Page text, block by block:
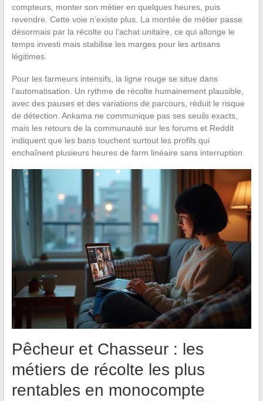
compteurs, monter son métier en quelques heures, puis
revendre. Cette voie n’existe plus. La montée de métier passe
désormais par la récolte ou l’achat unitaire, ce qui allonge le
temps investi mais stabilise les marges pour les artisans
légitimes.
Pour les farmeurs intensifs, la ligne rouge se situe dans
l’automatisation. Un rythme de récolte humainement plausible,
avec des pauses et des variations de parcours, réduit le risque
de détection. Ankama ne communique pas ses seuils exacts,
mais les retours de la communauté sur les forums et Reddit
indiquent que les bans touchent surtout les profils qui
enchaînent plusieurs heures de farm linéaire sans interruption.
Pêcheur et Chasseur : les
métiers de récolte les plus
rentables en monocompte